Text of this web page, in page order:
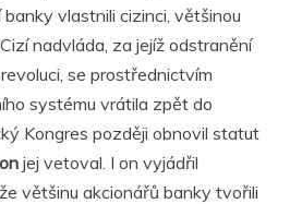
vlastnili cizinci, většinou
nadvláda, za jejíž odstranění
se prostřednictvím
systému vrátila zpět do
Kongres později obnovil statut
jej vetoval. I on vyjádřil
většinu akcionářů banky tvořili